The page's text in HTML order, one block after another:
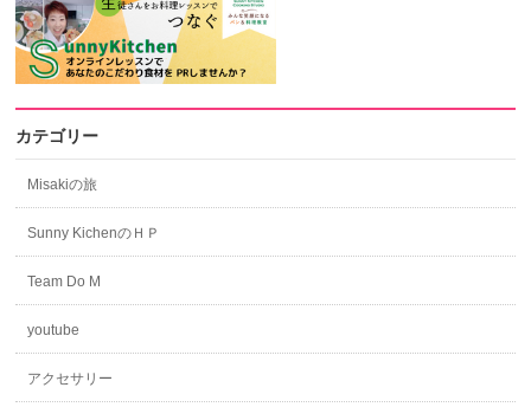
カテゴリー
Misakiの旅
Sunny KichenのＨＰ
Team Do M
youtube
アクセサリー